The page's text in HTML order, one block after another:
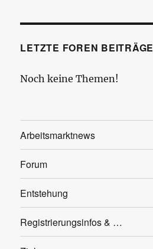
LETZTE FOREN BEITRÄGE
Noch keine Themen!
Arbeitsmarktnews
Forum
Entstehung
Registrierungsinfos & …